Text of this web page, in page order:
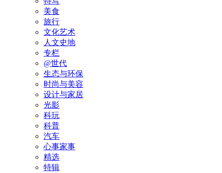
美食
旅行
文化艺术
人文史地
专栏
@世代
生态与环保
时尚与美容
设计与家居
光影
科玩
科普
汽车
心事家事
精选
特辑